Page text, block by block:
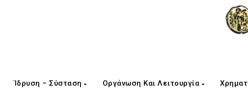
Ίδρυση – Σύσταση Οργάνωση Και Λειτουργία